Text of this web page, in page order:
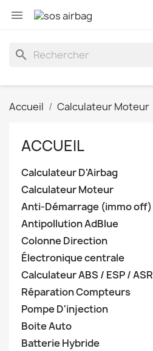

search
Accueil Calculateur Moteur
ACCUEIL
Calculateur D'Airbag
Calculateur Moteur
Anti-Démarrage (immo off)
Antipollution AdBlue
Colonne Direction
Électronique centrale
Calculateur ABS / ESP / ASR
Réparation Compteurs
Pompe D'injection
Boite Auto
Batterie Hybride